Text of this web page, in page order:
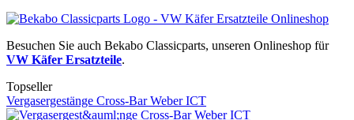
Besuchen Sie auch Bekabo Classicparts, unseren Onlineshop für
VW Käfer Ersatzteile.
Topseller
Vergasergestänge Cross-Bar Weber ICT